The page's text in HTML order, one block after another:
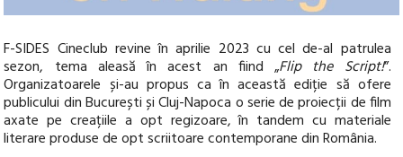
F-SIDES Cineclub revine în aprilie 2023 cu cel de-al patrulea
sezon, tema aleasă în acest an fiind „Flip the Script!”.
Organizatoarele și-au propus ca în această ediție să ofere
publicului din București și Cluj-Napoca o serie de proiecții de film
axate pe creațiile a opt regizoare, în tandem cu materiale
literare produse de opt scriitoare contemporane din România.